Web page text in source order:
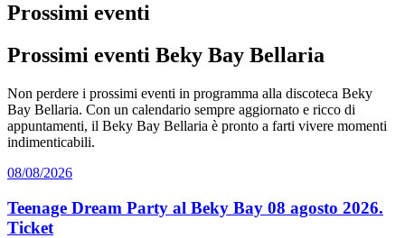
Prossimi eventi
Prossimi eventi Beky Bay Bellaria
Non perdere i prossimi eventi in programma alla discoteca Beky
Bay Bellaria. Con un calendario sempre aggiornato e ricco di
appuntamenti, il Beky Bay Bellaria è pronto a farti vivere momenti
indimenticabili.
08/08/2026
Teenage Dream Party al Beky Bay 08 agosto 2026.
Ticket